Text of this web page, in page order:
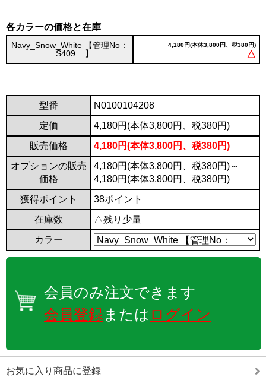
各カラーの価格と在庫
Navy_Snow_White 【管理No：
__S409__】
4,180円(本体3,800円、税380円)
△
型番
N0100104208
定価
4,180円(本体3,800円、税380円)
販売価格
4,180円(本体3,800円、税380円)
オプションの販売
価格
4,180円(本体3,800円、税380円)～
4,180円(本体3,800円、税380円)
獲得ポイント
38ポイント
在庫数
△残り少量
カラー
会員のみ注文できます
会員登録または ログイン
お気に入り商品に登録